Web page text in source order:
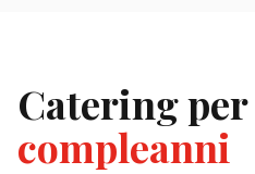
Catering per
compleanni